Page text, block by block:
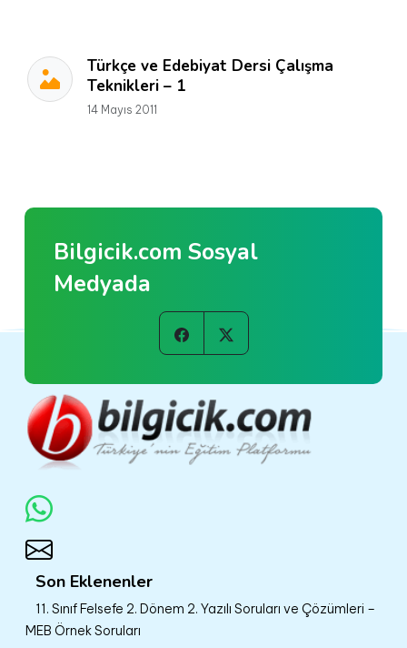
Türkçe ve Edebiyat Dersi Çalışma
Teknikleri – 1
14 Mayıs 2011
Bilgicik.com Sosyal
Medyada
Son Eklenenler
11. Sınıf Felsefe 2. Dönem 2. Yazılı Soruları ve Çözümleri –
MEB Örnek Soruları